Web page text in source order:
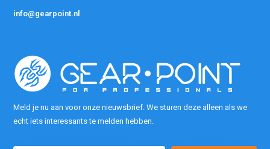
info@gearpoint.nl
Meld je nu aan voor onze nieuwsbrief. We sturen deze alleen als we
echt iets interessants te melden hebben.